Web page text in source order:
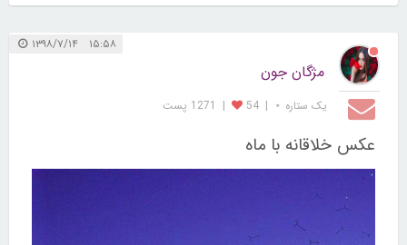
۱۵:۵۸ ۱۳۹۸/۷/۱۴
مژگان جون
یک ستاره ⋆ |
54
| 1271 پست
عکس خلاقانه با ماه